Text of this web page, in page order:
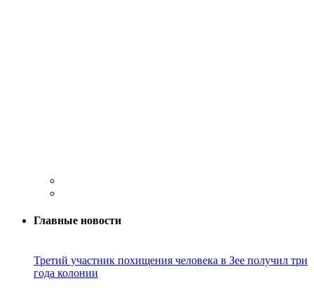
Главные новости
Третий участник похищения человека в Зее получил три
года колонии